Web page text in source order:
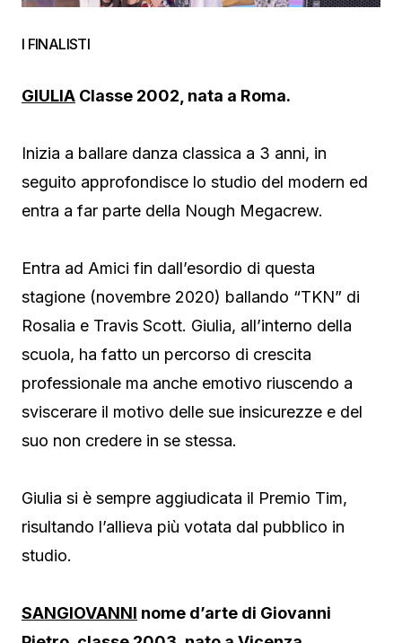
I FINALISTI
GIULIA Classe 2002, nata a Roma.
Inizia a ballare danza classica a 3 anni, in
seguito approfondisce lo studio del modern ed
entra a far parte della Nough Megacrew.
Entra ad Amici fin dall’esordio di questa
stagione (novembre 2020) ballando “TKN” di
Rosalia e Travis Scott. Giulia, all’interno della
scuola, ha fatto un percorso di crescita
professionale ma anche emotivo riuscendo a
sviscerare il motivo delle sue insicurezze e del
suo non credere in se stessa.
Giulia si è sempre aggiudicata il Premio Tim,
risultando l’allieva più votata dal pubblico in
studio.
SANGIOVANNI nome d’arte di Giovanni